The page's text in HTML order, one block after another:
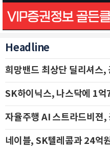
Headline
네이블, SK텔레콤과 24억